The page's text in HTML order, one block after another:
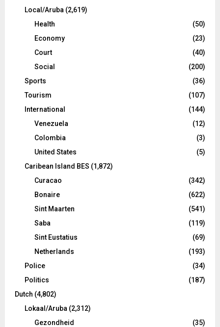
Local/Aruba (2,619)
Health
(50)
Economy
(23)
Court
(40)
Social
(200)
Sports
(36)
Tourism
(107)
International
(144)
Venezuela
(12)
Colombia
(3)
United States
(5)
Caribean Island BES (1,872)
Curacao
(342)
Bonaire
(622)
Sint Maarten
(541)
Saba
(119)
Sint Eustatius
(69)
Netherlands
(193)
Police
(34)
Politics
(187)
Dutch (4,802)
Lokaal/Aruba (2,312)
Gezondheid
(35)